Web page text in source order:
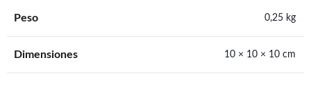
Peso 0,25 kg
Dimensiones 10 × 10 × 10 cm